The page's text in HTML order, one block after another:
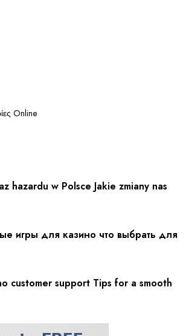
Online
hazardu w Polsce Jakie zmiany nas
игры для казино что выбрать для
customer support Tips for a smooth